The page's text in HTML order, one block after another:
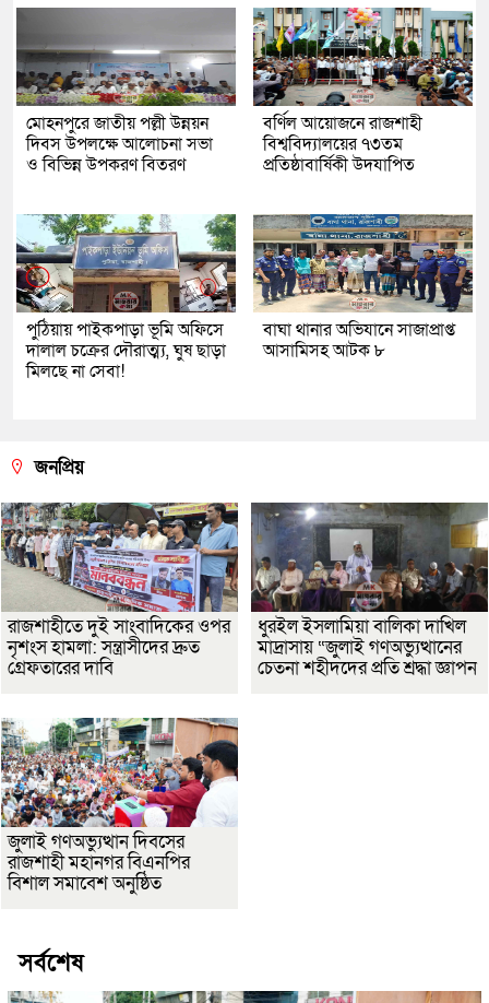
মোহনপুরে জাতীয় পল্লী উন্নয়ন
দিবস উপলক্ষে আলোচনা সভা
ও বিভিন্ন উপকরণ বিতরণ
বর্ণিল আয়োজনে রাজশাহী
বিশ্ববিদ্যালয়ের ৭৩তম
প্রতিষ্ঠাবার্ষিকী উদযাপিত
পুঠিয়ায় পাইকপাড়া ভূমি অফিসে
দালাল চক্রের দৌরাত্ম্য, ঘুষ ছাড়া
মিলছে না সেবা!
বাঘা থানার অভিযানে সাজাপ্রাপ্ত
আসামিসহ আটক ৮
জনপ্রিয়
রাজশাহীতে দুই সাংবাদিকের ওপর
নৃশংস হামলা: সন্ত্রাসীদের দ্রুত
গ্রেফতারের দাবি
ধুরইল ইসলামিয়া বালিকা দাখিল
মাদ্রাসায় “জুলাই গণঅভ্যুত্থানের
চেতনা শহীদদের প্রতি শ্রদ্ধা জ্ঞাপন
জুলাই গণঅভ্যুত্থান দিবসের
রাজশাহী মহানগর বিএনপির
বিশাল সমাবেশ অনুষ্ঠিত
সর্বশেষ